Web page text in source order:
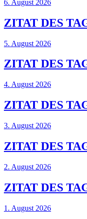
6. August 2026
ZITAT DES
5. August 2026
ZITAT DES
4. August 2026
ZITAT DES
3. August 2026
ZITAT DES
2. August 2026
ZITAT DES
1. August 2026